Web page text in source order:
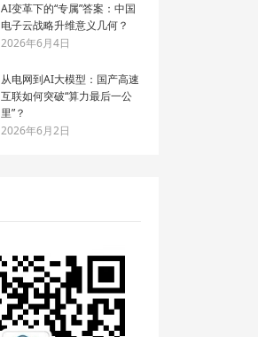
AI变革下的“专属”答案：中国
电子云战略升维意义几何？
2026年6月4日
从电网到AI大模型：国产高速
互联如何突破“算力最后一公
里”？
2026年6月2日